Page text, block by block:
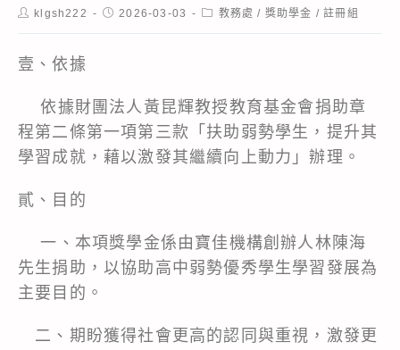
Postklgsh222
Post2026-03-03
Post教務處 / 獎助學金 / 註冊組
壹、依據
依據財團法人黃昆輝教授教育基金會捐助章
程第二條第一項第三款「扶助弱勢學生，提升其
學習成就，藉以激發其繼續向上動力」辦理。
貳、目的
一、本項獎學金係由寶佳機構創辦人林陳海
先生捐助，以協助高中弱勢優秀學生學習發展為
主要目的。
二、期盼獲得社會更高的認同與重視，激發更